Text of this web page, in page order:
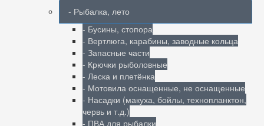
- Рыбалка, лето
- Бусины, стопора
- Вертлюга, карабины, заводные кольца
- Запасные части
- Крючки рыболовные
- Леска и плетёнка
- Мотовила оснащенные, не оснащенные
- Насадки (макуха, бойлы, технопланктон,
червь и т.д.)
- ПВА для рыбалки